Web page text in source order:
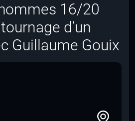
16/20
d’un
Guillaume Gouix